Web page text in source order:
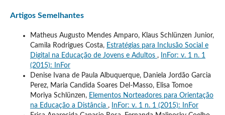
Artigos Semelhantes
Matheus Augusto Mendes Amparo, Klaus Schlünzen Junior,
Camila Rodrigues Costa, Estratégias para Inclusão Social e
Digital na Educação de Jovens e Adultos ,
InFor: v. 1 n. 1
(2015): InFor
Denise Ivana de Paula Albuquerque, Daniela Jordão Garcia
Perez, Maria Candida Soares Del-Masso, Elisa Tomoe
Moriya Schlünzen, Elementos Norteadores para Orientação
na Educação a Distância ,
InFor: v. 1 n. 1 (2015): InFor